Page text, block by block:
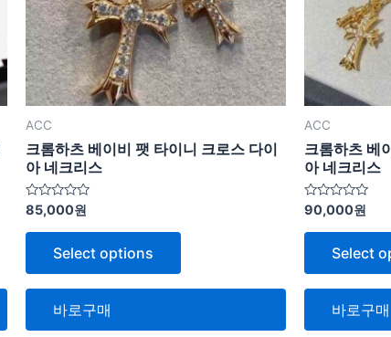
ACC
크롬하츠 베이비 팻 타이니 크로스 다이
아 네크리스
5
중
에
가
85,000원
Select options
바로구매
ACC
크롬하츠 베
아 네크리스
5
에
가
90,000원
Select
바로구매